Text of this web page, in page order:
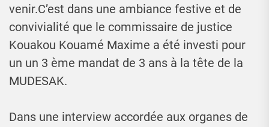
venir.C’est dans une ambiance festive et de
convivialité que le commissaire de justice
Kouakou Kouamé Maxime a été investi pour
un un 3 ème mandat de 3 ans à la tête de la
MUDESAK.
Dans une interview accordée aux organes de